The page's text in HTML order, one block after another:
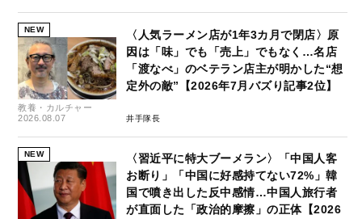
NEW
教養・カルチャー
2026.08.07
〈人気ラーメン店が1年3カ月で閉店〉原
因は「味」でも「売上」でもなく…名店
「渡なべ」のベテラン店主が明かした“想
定外の敵”【2026年7月バズり記事2位】
井手隊長
NEW
〈習近平に特大ブーメラン〉「中国人客
お断り」「中国に好感持てない72%」韓
国で噴き出した反中感情…中国人旅行者
が直面した「政治的摩擦」の正体【2026